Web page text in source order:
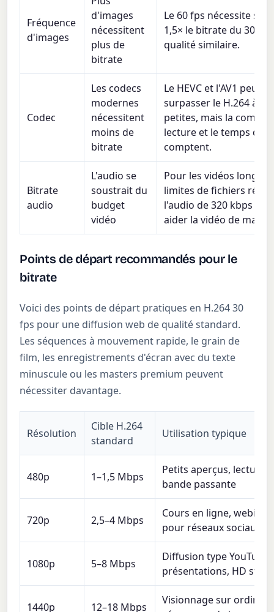
Fréquence
d'images
d'images
nécessitent
plus de
bitrate
Le 60 fps nécessite
1,5× le bitrate du 30
qualité similaire.
Codec
Les codecs
modernes
nécessitent
moins de
bitrate
Le HEVC et l'AV1
surpasser le H.264 à
petites, mais la
lecture et le temps
comptent.
Bitrate
audio
L'audio se
soustrait du
budget
vidéo
Pour les vidéos
limites de fichiers
l'audio de 320 kbps à
aider la vidéo de
Points de départ recommandés pour le
bitrate
Voici des points de départ pratiques en H.264 30
fps pour une diffusion web de qualité standard.
Les séquences à mouvement rapide, le grain de
film, les enregistrements d'écran avec du texte
minuscule ou les masters premium peuvent
nécessiter davantage.
Résolution
Cible H.264
standard
Utilisation typique
480p 1–1,5 Mbps
Petits aperçus, lecture
bande passante
720p 2,5–4 Mbps
Cours en ligne,
pour réseaux sociaux
1080p 5–8 Mbps
Diffusion type YouTube,
présentations, HD
1440p 12–18 Mbps
Visionnage sur